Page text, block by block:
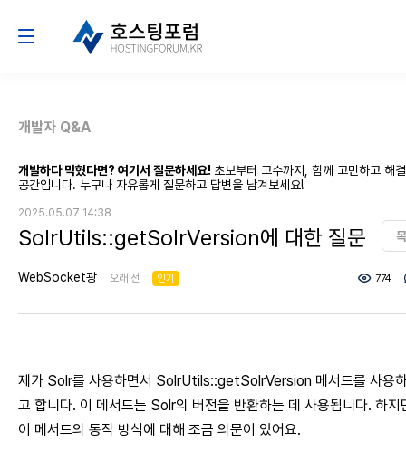
개발자 Q&A
개발하다 막혔다면? 여기서 질문하세요! 초보부터 고수까지, 함께 고민하고 해
공간입니다. 누구나 자유롭게 질문하고 답변을 남겨보세요!
2025.05.07 14:38
SolrUtils::getSolrVersion에 대한 질문
WebSocket광 오래 전 인기 774
제가 Solr를 사용하면서 SolrUtils::getSolrVersion 메서드를 사용
고 합니다. 이 메서드는 Solr의 버전을 반환하는 데 사용됩니다. 하지
이 메서드의 동작 방식에 대해 조금 의문이 있어요.